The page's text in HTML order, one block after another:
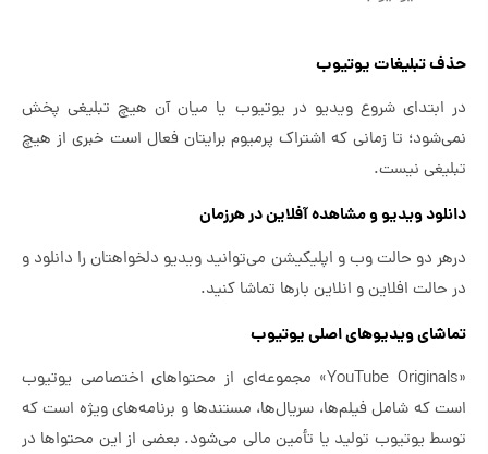
حذف تبلیغات یوتیوب
در ابتدای شروع ویدیو در یوتیوب یا میان آن هیچ تبلیغی پخش
نمی‌شود؛ تا زمانی که اشتراک پرمیوم برایتان فعال است خبری از هیچ
تبلیغی نیست.
دانلود ویدیو و مشاهده آفلاین در هرزمان
درهر دو حالت وب و اپلیکیشن می‌توانید ویدیو دلخواهتان را دانلود و
در حالت افلاین و انلاین بارها تماشا کنید.
تماشای ویدیوهای اصلی یوتیوب
«YouTube Originals» مجموعه‌ای از محتواهای اختصاصی یوتیوب
است که شامل فیلم‌ها، سریال‌ها، مستندها و برنامه‌های ویژه‌ است که
توسط یوتیوب تولید یا تأمین مالی می‌شود. بعضی از این محتواها در